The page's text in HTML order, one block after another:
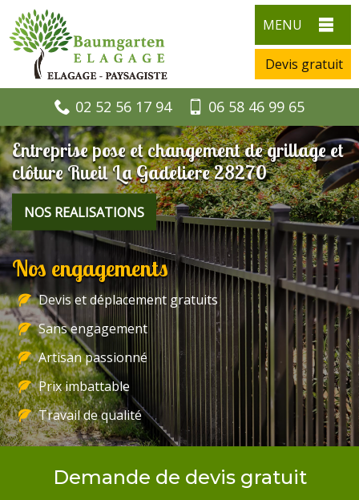
MENU
Devis gratuit
02 52 56 17 94 06 58 46 99 65
Entreprise pose et changement de grillage et
clôture Rueil La Gadeliere 28270
NOS REALISATIONS
Nos engagements
Devis et déplacement gratuits
Sans engagement
Artisan passionné
Prix imbattable
Travail de qualité
Demande de devis gratuit